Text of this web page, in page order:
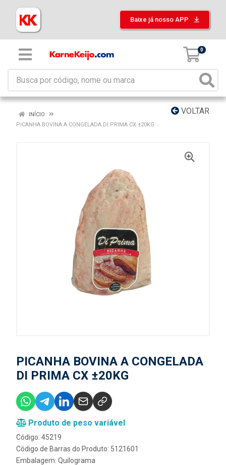
Baixe já nosso APP
0
VOLTAR
INÍCIO
PICANHA BOVINA A CONGELADA DI PRIMA CX ±20KG
PICANHA BOVINA A CONGELADA
DI PRIMA CX ±20KG
Produto de peso variável
Código: 45219
Código de Barras do Produto: 5121601
Embalagem: Quilograma